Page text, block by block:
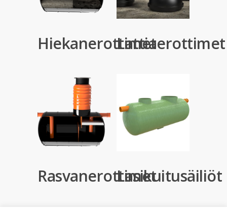
HiekanerottimetLattiaerottimet
RasvanerottimetLasikuitusäiliöt